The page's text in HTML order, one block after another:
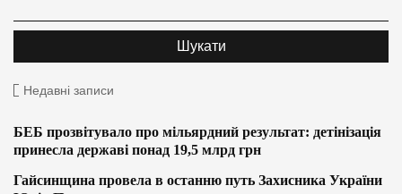
Недавні записи
БЕБ прозвітувало про мільярдний результат: детінізація
принесла державі понад 19,5 млрд грн
Гайсинщина провела в останню путь Захисника України